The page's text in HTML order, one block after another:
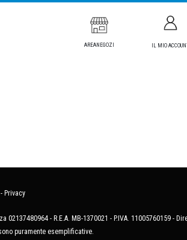
AREANEGOZI IL MIO
- Privacy
- R.E.A. MB-1370021 - P.IVA. 11005760159 -
puramente esemplificative.